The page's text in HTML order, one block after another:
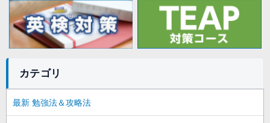
カテゴリ
最新 勉強法＆攻略法